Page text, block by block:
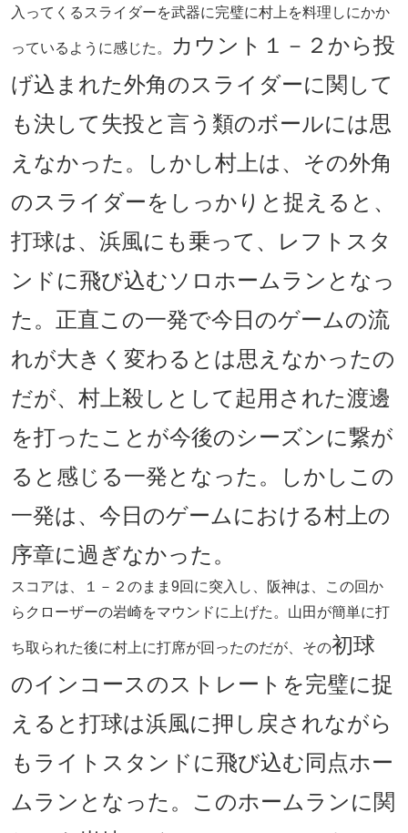
入ってくるスライダーを武器に完璧に村上を料理しにかか
っているように感じた。
カウント１－２から投
げ込まれた外角のスライダーに関して
も決して失投と言う類のボールには思
えなかった。しかし村上は、その外角
のスライダーをしっかりと捉えると、
打球は、浜風にも乗って、レフトスタ
ンドに飛び込むソロホームランとなっ
た。正直この一発で今日のゲームの流
れが大きく変わるとは思えなかったの
だが、村上殺しとして起用された渡邊
を打ったことが今後のシーズンに繋が
ると感じる一発となった。しかしこの
一発は、今日のゲームにおける村上の
序章に過ぎなかった。
スコアは、１－２のまま9回に突入し、阪神は、この回か
らクローザーの岩崎をマウンドに上げた。山田が簡単に打
ち取られた後に村上に打席が回ったのだが、その初球
のインコースのストレートを完璧に捉
えると打球は浜風に押し戻されながら
もライトスタンドに飛び込む同点ホー
ムランとなった。このホームランに関